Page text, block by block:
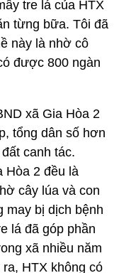
tre lá của HTX
từng bữa. Tôi đã
này là nhờ cô
được 800 ngàn
xã Gia Hòa 2
tổng dân số hơn
canh tác.
Hòa 2 đều là
cây lúa và con
may bị dịch bệnh
lá đã góp phần
xã nhiều năm
HTX không có